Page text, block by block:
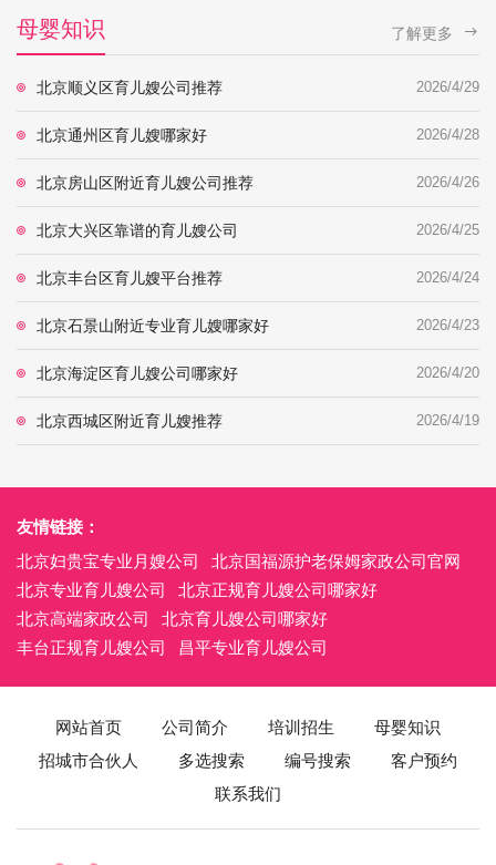
母婴知识 了解更多
北京顺义区育儿嫂公司推荐 2026/4/29
北京通州区育儿嫂哪家好 2026/4/28
北京房山区附近育儿嫂公司推荐 2026/4/26
北京大兴区靠谱的育儿嫂公司 2026/4/25
北京丰台区育儿嫂平台推荐 2026/4/24
北京石景山附近专业育儿嫂哪家好 2026/4/23
北京海淀区育儿嫂公司哪家好 2026/4/20
北京西城区附近育儿嫂推荐 2026/4/19
友情链接：
北京妇贵宝专业月嫂公司
北京国福源护老保姆家政公司官网
北京专业育儿嫂公司
北京正规育儿嫂公司哪家好
北京高端家政公司
北京育儿嫂公司哪家好
丰台正规育儿嫂公司
昌平专业育儿嫂公司
网站首页 公司简介 培训招生
母婴知识
招城市合伙人
多选搜索 编号搜索
客户预约
联系我们